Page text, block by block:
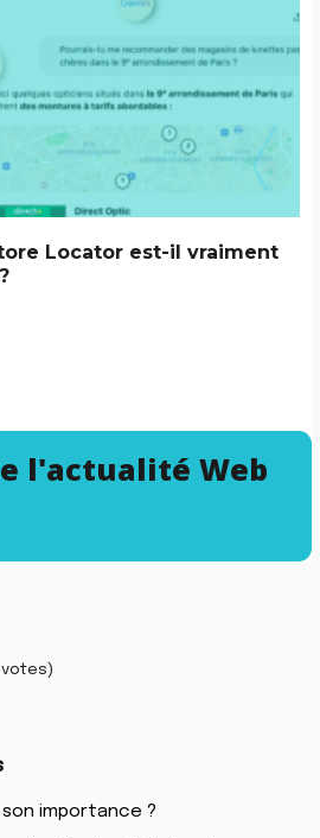
votes)
importance ?
Locator est-il vraiment
l'actualité Web